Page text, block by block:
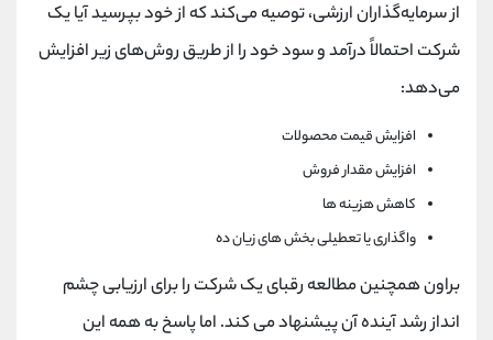
از سرمایه‌گذاران ارزشی، توصیه می‌کند که از خود بپرسید آیا یک
شرکت احتمالاً درآمد و سود خود را از طریق روش‌های زیر افزایش
می‌دهد:
افزایش قیمت محصولات
افزایش مقدار فروش
کاهش هزینه ها
واگذاری یا تعطیلی بخش های زیان ده
براون همچنین مطالعه رقبای یک شرکت را برای ارزیابی چشم
انداز رشد آینده آن پیشنهاد می کند. اما پاسخ به همه این